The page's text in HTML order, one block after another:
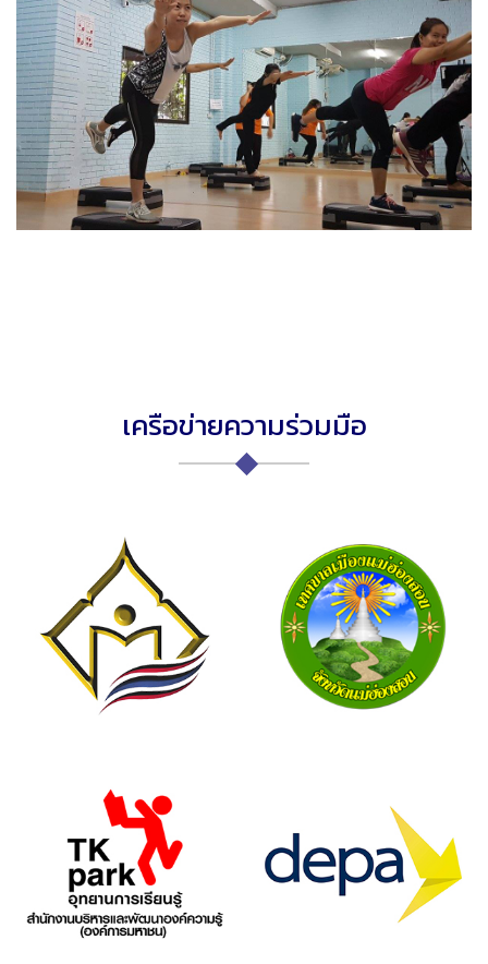
เครือข่ายความร่วมมือ